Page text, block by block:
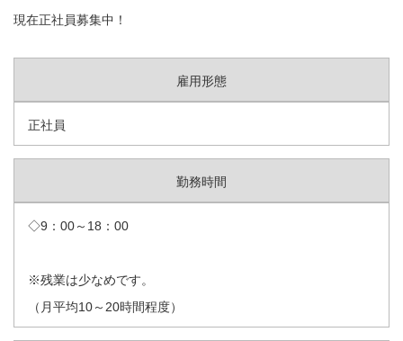
現在正社員募集中！
雇用形態
正社員
勤務時間
◇9：00～18：00
※残業は少なめです。
（月平均10～20時間程度）